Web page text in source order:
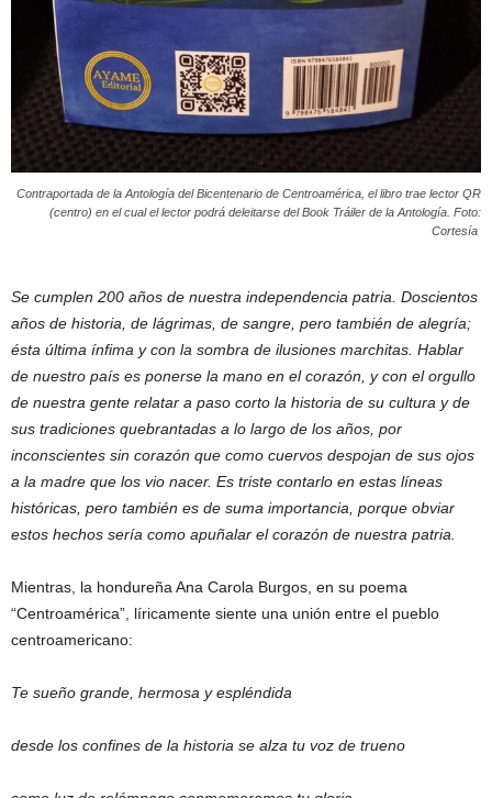
Contraportada de la Antología del Bicentenario de Centroamérica, el libro trae lector QR
(centro) en el cual el lector podrá deleitarse del Book Tráiler de la Antología. Foto:
Cortesía
Se cumplen 200 años de nuestra independencia patria. Doscientos
años de historia, de lágrimas, de sangre, pero también de alegría;
ésta última ínfima y con la sombra de ilusiones marchitas. Hablar
de nuestro país es ponerse la mano en el corazón, y con el orgullo
de nuestra gente relatar a paso corto la historia de su cultura y de
sus tradiciones quebrantadas a lo largo de los años, por
inconscientes sin corazón que como cuervos despojan de sus ojos
a la madre que los vio nacer. Es triste contarlo en estas líneas
históricas, pero también es de suma importancia, porque obviar
estos hechos sería como apuñalar el corazón de nuestra patria.
Mientras, la hondureña Ana Carola Burgos, en su poema
“Centroamérica”, líricamente siente una unión entre el pueblo
centroamericano:
Te sueño grande, hermosa y espléndida
desde los confines de la historia se alza tu voz de trueno